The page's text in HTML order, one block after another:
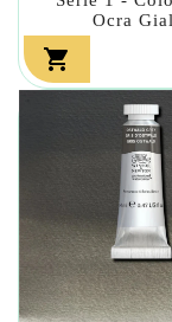
Ocra
